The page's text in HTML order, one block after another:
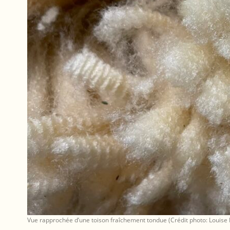
Vue rapprochée d’une toison fraîchement tondue (Crédit photo: Louise